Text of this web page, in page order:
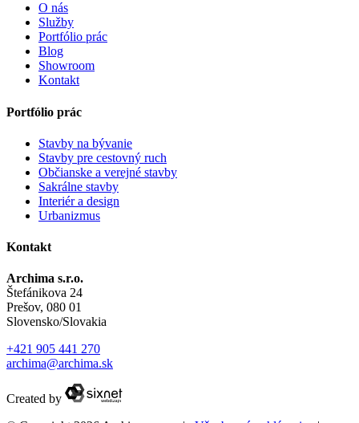
O nás
Služby
Portfólio prác
Blog
Showroom
Kontakt
Portfólio prác
Stavby na bývanie
Stavby pre cestovný ruch
Občianske a verejné stavby
Sakrálne stavby
Interiér a design
Urbanizmus
Kontakt
Archima s.r.o.
Štefánikova 24
Prešov, 080 01
Slovensko/Slovakia
+421 905 441 270
archima@archima.sk
Created by